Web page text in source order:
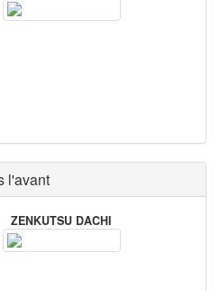
l'avant
ZENKUTSU DACHI